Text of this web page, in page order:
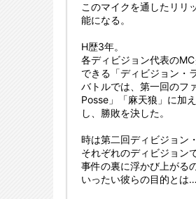
このマイクを通したリリ
能になる。
H歴3年。
各ディビジョン代表の
できる「ディビジョン・
バトルでは、第一回のフ
Posse」「麻天狼」に加
し、勝敗を決した。
時は第二回ディビジョ
それぞれのディビジョン
事件の裏に浮かび上がる
いったい彼らの目的とは